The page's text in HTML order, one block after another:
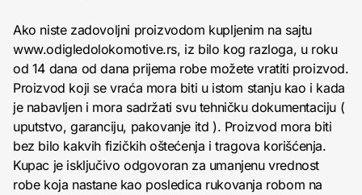
Ako niste zadovoljni proizvodom kupljenim na sajtu
www.odigledolokomotive.rs, iz bilo kog razloga, u roku
od 14 dana od dana prijema robe možete vratiti proizvod.
Proizvod koji se vraća mora biti u istom stanju kao i kada
je nabavljen i mora sadržati svu tehničku dokumentaciju (
uputstvo, garanciju, pakovanje itd ). Proizvod mora biti
bez bilo kakvih fizičkih oštećenja i tragova korišćenja.
Kupac je isključivo odgovoran za umanjenu vrednost
robe koja nastane kao posledica rukovanja robom na